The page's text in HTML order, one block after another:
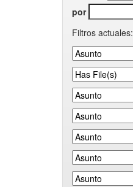
por
Filtros actuales: